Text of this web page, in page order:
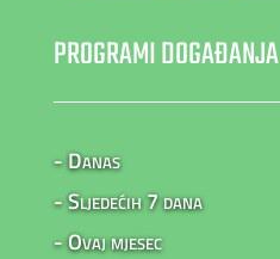
PROGRAMI DOGAĐANJA
- Danas
- Sljedećih 7 dana
- Ovaj mjesec